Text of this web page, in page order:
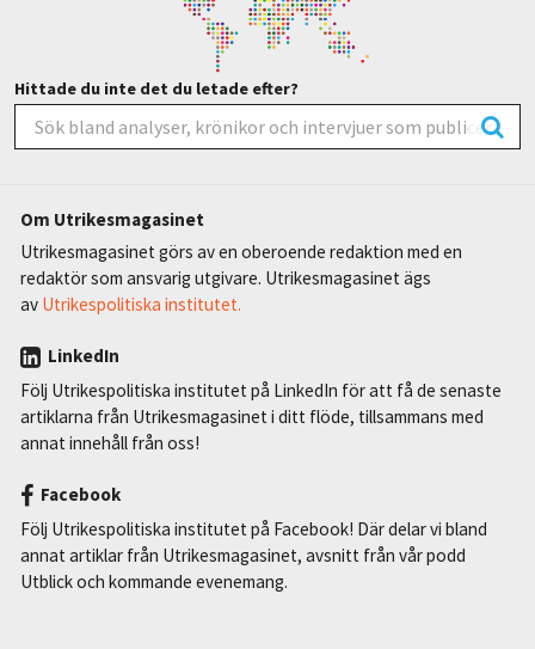
Hittade du inte det du letade efter?
Om Utrikesmagasinet
Utrikesmagasinet görs av en oberoende redaktion med en
redaktör som ansvarig utgivare. Utrikesmagasinet ägs
av Utrikespolitiska institutet.
LinkedIn
Följ Utrikespolitiska institutet på LinkedIn för att få de senaste
artiklarna från Utrikesmagasinet i ditt flöde, tillsammans med
annat innehåll från oss!
Facebook
Följ Utrikespolitiska institutet på Facebook! Där delar vi bland
annat artiklar från Utrikesmagasinet, avsnitt från vår podd
Utblick och kommande evenemang.